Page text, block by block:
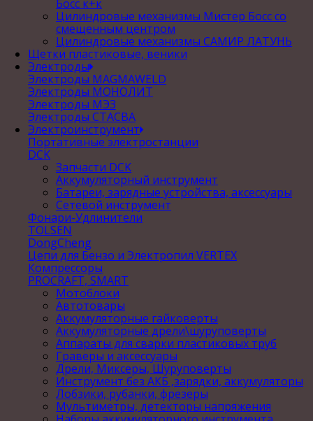
Босс к+к
Цилиндровые механизмы Мистер Босс со
смещенным центром
Цилиндровые механизмы САМИР ЛАТУНЬ
Щетки пластиковые, веники
Электроды
Электроды MAGMAWELD
Электроды МОНОЛИТ
Электроды МЭЗ
Электроды СТАСВА
Электроинструмент
Портативные электростанции
DCK
Запчасти DCK
Аккумуляторный инструмент
Батареи, зарядные устройства, аксессуары
Сетевой инструмент
Фонари-Удлинители
TOLSEN
DongCheng
Цепи для Бензо и Электропил VERTEX
Компрессоры
PROCRAFT, SMART
Мотоблоки
Автотовары
Аккумуляторные гайковерты
Аккумуляторные дрели\шуруповерты
Аппараты для сварки пластиковых труб
Граверы и аксессуары
Дрели, Миксеры, Шуруповерты
Инструмент без АКБ ,зарядки, аккумуляторы
Лобзики, рубанки, фрезеры
Мультиметры, детекторы напряжения